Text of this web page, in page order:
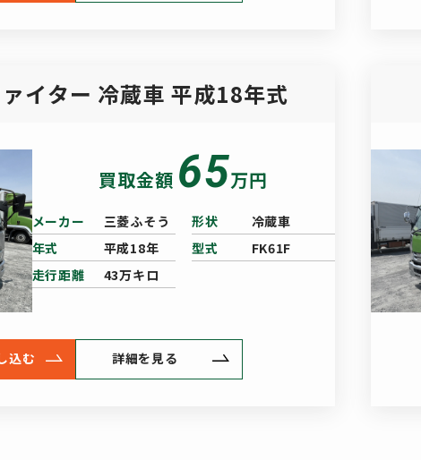
イター 冷蔵車 平成18年式
買取金額 65万円
メーカー 三菱ふそう 形状
冷蔵車
年式
平成18年 型式
FK61F
走行距離
43万キロ
込む 詳細を見る